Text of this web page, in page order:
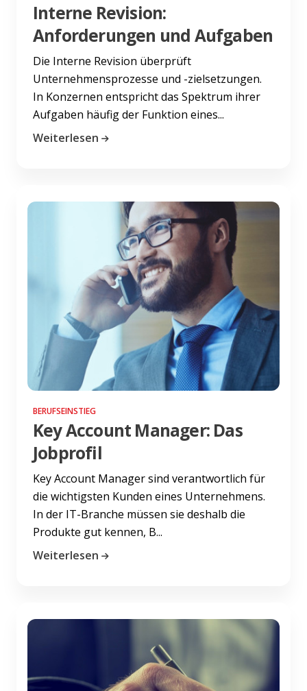
Interne Revision:
Anforderungen und Aufgaben
Die Interne Revision überprüft
Unternehmensprozesse und -zielsetzungen.
In Konzernen entspricht das Spektrum ihrer
Aufgaben häufig der Funktion eines...
Weiterlesen
BERUFSEINSTIEG
Key Account Manager: Das
Jobprofil
Key Account Manager sind verantwortlich für
die wichtigsten Kunden eines Unternehmens.
In der IT-Branche müssen sie deshalb die
Produkte gut kennen, B...
Weiterlesen